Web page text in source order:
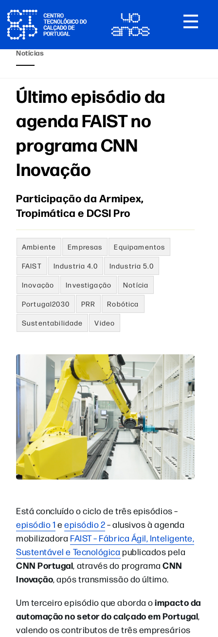
Toggle
Notícias
Último episódio da
agenda FAIST no
programa CNN
Inovação
Participação da Armipex,
Tropimática e DCSI Pro
Ambiente Empresas Equipamentos
FAIST Industria 4.0 Industria 5.0
Inovação Investigação Notícia
Portugal2030 PRR Robótica
Sustentabilidade Video
Está concluído o ciclo de três episódios –
episódio 1 eepisódio 2– alusivos à agenda
mobilizadora FAIST – Fábrica Ágil, Inteligente,
Sustentável e Tecnológica publicados pela
CNN Portugal, através do programaCNN
Inovação, após transmissão do último.
Um terceiro episódio que aborda oimpacto da
automação no setor do calçado em Portugal,
valendo os contributos de três empresários